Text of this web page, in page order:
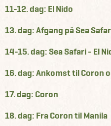
11-12. dag: El Nido
13. dag: Afgang på Sea
14-15. dag: Sea Safari - El
16. dag: Ankomst til Coron
17. dag: Coron
18. dag: Fra Coron til Manila